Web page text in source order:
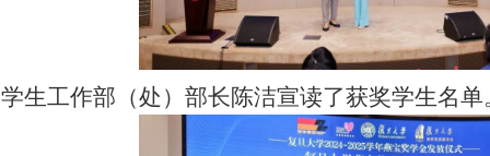
生工作部（处）部长陈洁宣读了获奖学生名单